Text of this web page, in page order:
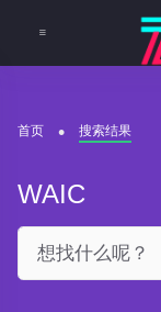
首页 搜索结果
WAIC